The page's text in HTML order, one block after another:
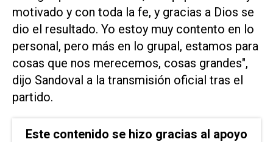
motivado y con toda la fe, y gracias a Dios se
dio el resultado. Yo estoy muy contento en lo
personal, pero ​más ‌en lo grupal, estamos para
cosas que nos merecemos, cosas grandes",
dijo Sandoval a la transmisión oficial tras el
partido.
Este contenido se hizo gracias al apoyo